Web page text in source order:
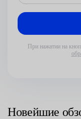
При нажатии на
Новейшие